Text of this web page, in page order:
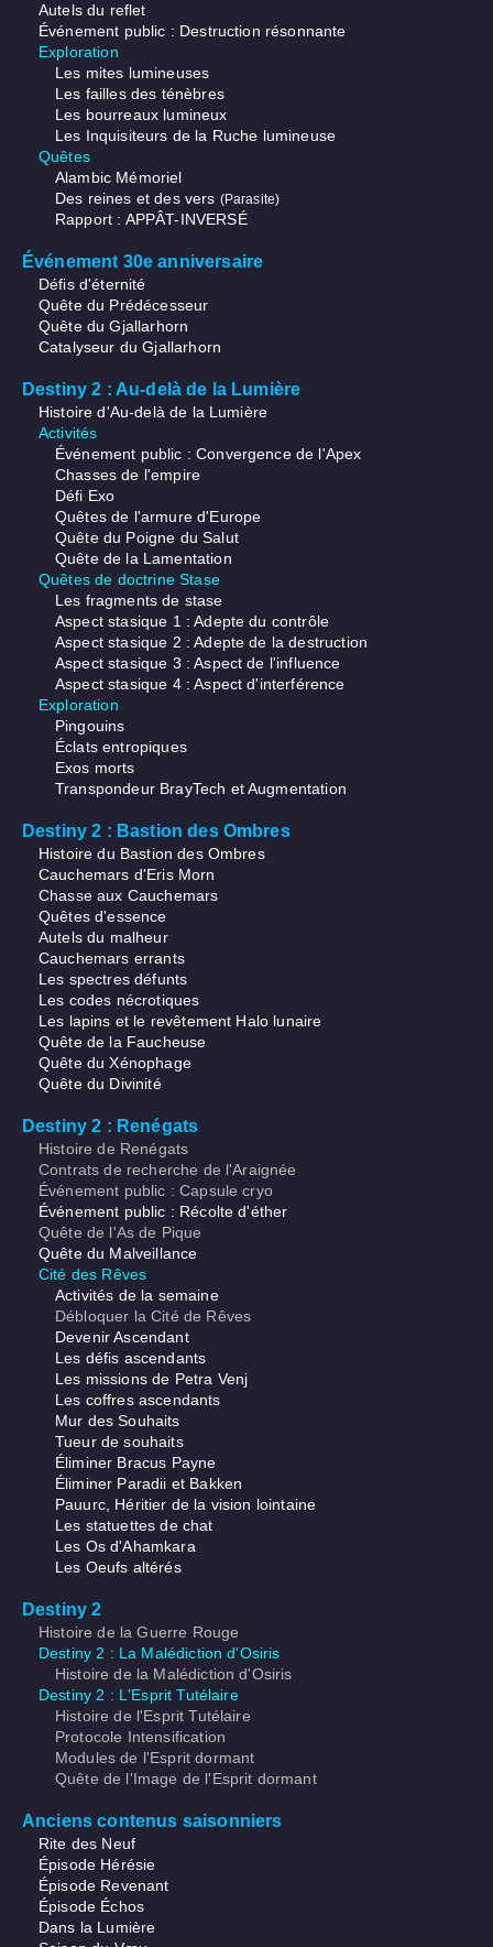
Autels du reflet
Événement public : Destruction résonnante
Exploration
Les mites lumineuses
Les failles des ténèbres
Les bourreaux lumineux
Les Inquisiteurs de la Ruche lumineuse
Quêtes
Alambic Mémoriel
Des reines et des vers (Parasite)
Rapport : APPÂT-INVERSÉ
Événement 30e anniversaire
Défis d'éternité
Quête du Prédécesseur
Quête du Gjallarhorn
Catalyseur du Gjallarhorn
Destiny 2 : Au-delà de la Lumière
Histoire d'Au-delà de la Lumière
Activités
Événement public : Convergence de l'Apex
Chasses de l'empire
Défi Exo
Quêtes de l'armure d'Europe
Quête du Poigne du Salut
Quête de la Lamentation
Quêtes de doctrine Stase
Les fragments de stase
Aspect stasique 1 : Adepte du contrôle
Aspect stasique 2 : Adepte de la destruction
Aspect stasique 3 : Aspect de l'influence
Aspect stasique 4 : Aspect d'interférence
Exploration
Pingouins
Éclats entropiques
Exos morts
Transpondeur BrayTech et Augmentation
Destiny 2 : Bastion des Ombres
Histoire du Bastion des Ombres
Cauchemars d'Eris Morn
Chasse aux Cauchemars
Quêtes d'essence
Autels du malheur
Cauchemars errants
Les spectres défunts
Les codes nécrotiques
Les lapins et le revêtement Halo lunaire
Quête de la Faucheuse
Quête du Xénophage
Quête du Divinité
Destiny 2 : Renégats
Histoire de Renégats
Contrats de recherche de l'Araignée
Événement public : Capsule cryo
Événement public : Récolte d'éther
Quête de l'As de Pique
Quête du Malveillance
Cité des Rêves
Activités de la semaine
Débloquer la Cité de Rêves
Devenir Ascendant
Les défis ascendants
Les missions de Petra Venj
Les coffres ascendants
Mur des Souhaits
Tueur de souhaits
Éliminer Bracus Payne
Éliminer Paradii et Bakken
Pauurc, Héritier de la vision lointaine
Les statuettes de chat
Les Os d'Ahamkara
Les Oeufs altérés
Destiny 2
Histoire de la Guerre Rouge
Destiny 2 : La Malédiction d'Osiris
Histoire de la Malédiction d'Osiris
Destiny 2 : L'Esprit Tutélaire
Histoire de l'Esprit Tutélaire
Protocole Intensification
Modules de l'Esprit dormant
Quête de l'Image de l'Esprit dormant
Anciens contenus saisonniers
Rite des Neuf
Épisode Hérésie
Épisode Revenant
Épisode Échos
Dans la Lumière